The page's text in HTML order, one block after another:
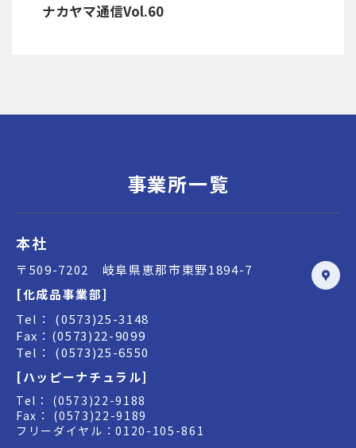
ナカヤマ通信Vol.60
事業所一覧
本社
〒509-7202 岐阜県恵那市東野1894-7
[化成品事業部]
Tel： (0573)25-3148
Fax：(0573)22-9099
Tel： (0573)25-6550
[ハッピーナチュラル]
Tel： (0573)22-9188
Fax： (0573)22-9189
フリーダイヤル：0120-105-861